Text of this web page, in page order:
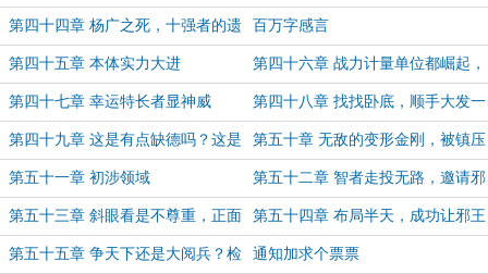
阻止邪王的唯有他自己 徐子陵：把作威作福的门阀杀光
第四十四章 杨广之死，十强者的遗
物盒
百万字感言
第四十五章 本体实力大进 第四十六章 战力计量单位都崛起，
这就真的过分！
第四十七章 幸运特长者显神威 第四十八章 找找卧底，顺手大发一
笔横财
第四十九章 这是有点缺德吗？这是
缺德到家了！
第五十章 无敌的变形金刚，被镇压
了……
第五十一章 初涉领域 第五十二章 智者走投无路，邀请邪
王去战神殿
第五十三章 斜眼看是不尊重，正面
直视是挑衅，都杀了
第五十四章 布局半天，成功让邪王
从幕后走到台前
第五十五章 争天下还是大阅兵？检 通知加求个票票